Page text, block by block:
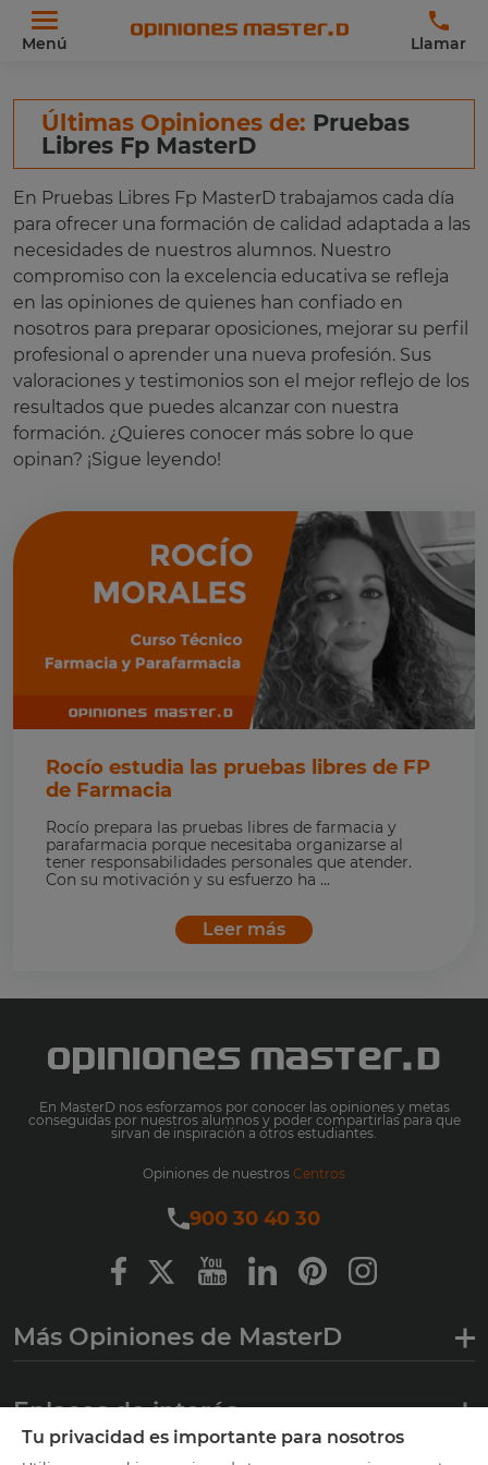
Menú Llamar
Últimas Opiniones de: Pruebas
Libres Fp MasterD
En Pruebas Libres Fp MasterD trabajamos cada día
para ofrecer una formación de calidad adaptada a las
necesidades de nuestros alumnos. Nuestro
compromiso con la excelencia educativa se refleja
en las opiniones de quienes han confiado en
nosotros para preparar oposiciones, mejorar su perfil
profesional o aprender una nueva profesión. Sus
valoraciones y testimonios son el mejor reflejo de los
resultados que puedes alcanzar con nuestra
formación. ¿Quieres conocer más sobre lo que
opinan? ¡Sigue leyendo!
Rocío estudia las pruebas libres de FP
de Farmacia
Rocío prepara las pruebas libres de farmacia y
parafarmacia porque necesitaba organizarse al
tener responsabilidades personales que atender.
Con su motivación y su esfuerzo ha ...
Leer más
En MasterD nos esforzamos por conocer las opiniones y metas
conseguidas por nuestros alumnos y poder compartirlas para que
sirvan de inspiración a otros estudiantes.
Opiniones de nuestros Centros
900 30 40 30
Más Opiniones de MasterD
Enlaces de interés
Tu privacidad es importante para nosotros